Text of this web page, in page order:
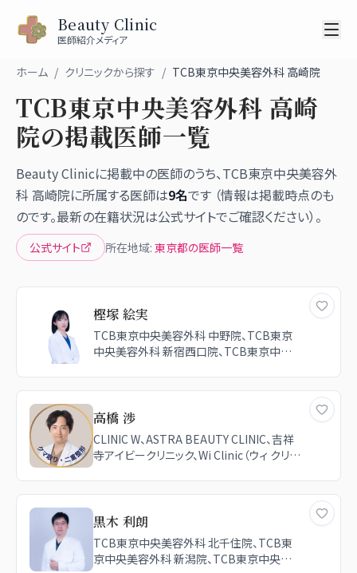
Beauty Clinic
医師紹介メディア
ホーム / クリニックから探す / TCB東京中央美容外科 高崎院
TCB東京中央美容外科 高崎
院の掲載医師一覧
Beauty Clinicに掲載中の医師のうち、TCB東京中央美容外
科 高崎院に所属する医師は9名です （情報は掲載時点のも
のです。最新の在籍状況は公式サイトでご確認ください）。
公式サイト 所在地域: 東京都の医師一覧
樫塚 絵実
TCB東京中央美容外科 中野院、TCB東京
中央美容外科 新宿西口院、TCB東京中央
高橋 渉
CLINIC W、ASTRA BEAUTY CLINIC、吉祥
寺アイビークリニック、Wi Clinic（ウィ クリニ
黒木 利朗
TCB東京中央美容外科 北千住院、TCB東
京中央美容外科 新潟院、TCB東京中央美